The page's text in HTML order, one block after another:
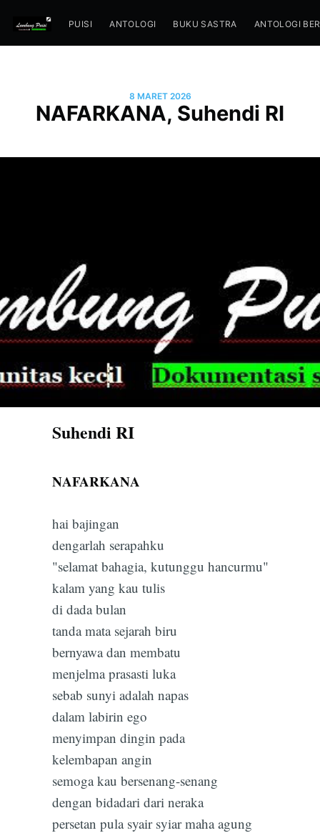
PUISI ANTOLOGI BUKU SASTRA ANTOLOGI
8 MARET 2026
NAFARKANA, Suhendi RI
Suhendi RI
NAFARKANA
hai bajingan
dengarlah serapahku
"selamat bahagia, kutunggu hancurmu"
kalam yang kau tulis
di dada bulan
tanda mata sejarah biru
bernyawa dan membatu
menjelma prasasti luka
sebab sunyi adalah napas
dalam labirin ego
menyimpan dingin pada
kelembapan angin
semoga kau bersenang-senang
dengan bidadari dari neraka
persetan pula syair syiar maha agung